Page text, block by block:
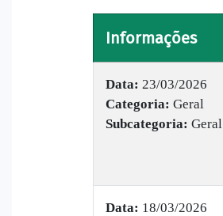
Informações
Data: 23/03/2026
Categoria: Geral
Subcategoria: Geral
Data: 18/03/2026